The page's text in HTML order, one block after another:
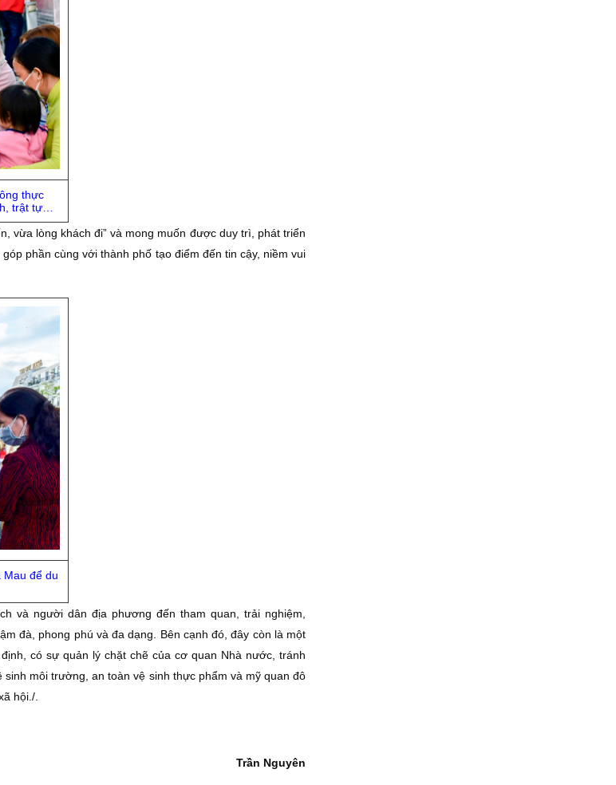
thực
trật tự…
vừa lòng khách đi” và mong muốn được duy trì, phát triển
phần cùng với thành phố tạo điểm đến tin cậy, niềm vui
Mau để du
và người dân địa phương đến tham quan, trải nghiệm,
đà, phong phú và đa dạng. Bên cạnh đó, đây còn là một
có sự quản lý chặt chẽ của cơ quan Nhà nước, tránh
môi trường, an toàn vệ sinh thực phẩm và mỹ quan đô
hội./.
Trần Nguyên